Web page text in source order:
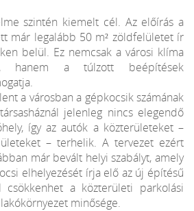
szintén kiemelt cél. Az előírás a
már legalább 50 m² zöldfelületet ír
belül. Ez nemcsak a városi klíma
hanem a túlzott beépítések
a városban a gépkocsik számának
jelenleg nincs elegendő
így az autók a közterületeket –
– terhelik. A tervezet ezért
már bevált helyi szabályt, amely
elhelyezését írja elő az új építésű
csökkenhet a közterületi parkolási
minősége.